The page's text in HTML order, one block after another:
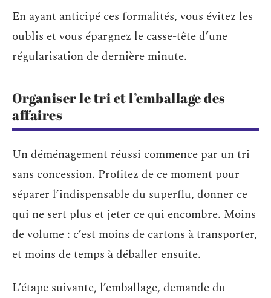
En ayant anticipé ces formalités, vous évitez les
oublis et vous épargnez le casse-tête d’une
régularisation de dernière minute.
Organiser le tri et l’emballage des
affaires
Un déménagement réussi commence par un tri
sans concession. Profitez de ce moment pour
séparer l’indispensable du superflu, donner ce
qui ne sert plus et jeter ce qui encombre. Moins
de volume : c’est moins de cartons à transporter,
et moins de temps à déballer ensuite.
L’étape suivante, l’emballage, demande du